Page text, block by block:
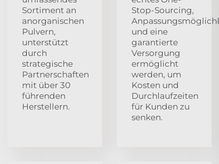
Sortiment an
anorganischen
Pulvern,
unterstützt
durch
strategische
Partnerschaften
mit über 30
führenden
Herstellern.
Stop-Sourcing,
und eine
garantierte
Versorgung
ermöglicht
werden, um
Kosten und
Durchlaufzeiten
für Kunden zu
senken.